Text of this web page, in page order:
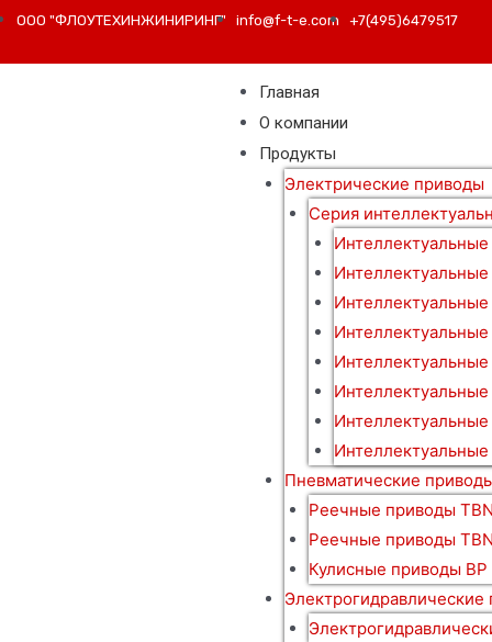
ООО "ФЛОУТЕХИНЖИНИРИНГ" info@f-t-e.com +7(495)6479517
Главная
О компании
Продукты
Электрические приводы
Серия
Пневматические
Реечные приводы
Реечные приводы
Кулисные приводы BP
Электрогидравлические